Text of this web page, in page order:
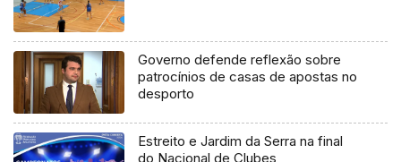
Governo defende reflexão sobre
patrocínios de casas de apostas no
desporto
Estreito e Jardim da Serra na final
do Nacional de Clubes